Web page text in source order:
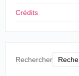
Crédits
Rechercher